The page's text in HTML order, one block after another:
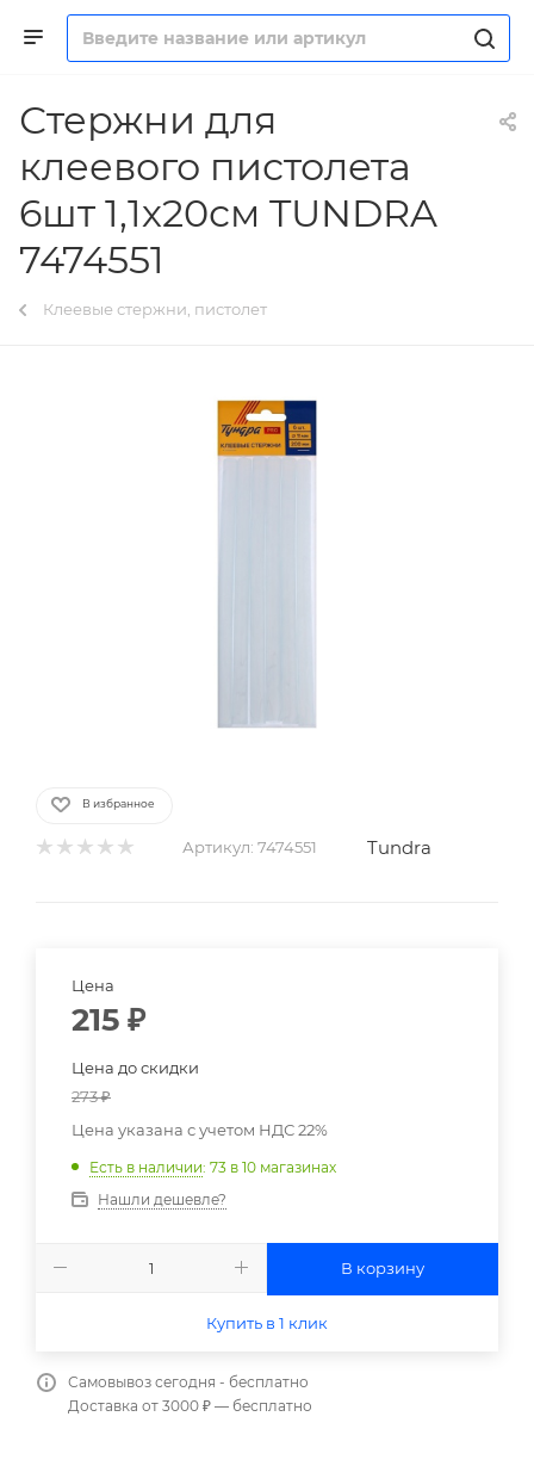
Стержни для
клеевого пистолета
6шт 1,1х20см TUNDRA
7474551
Клеевые стержни, пистолет
В избранное
Артикул: 7474551 Tundra
Цена
215 ₽
Цена до скидки
273₽
Цена указана с учетом НДС 22%
Есть в наличии: 73 в 10 магазинах
Нашли дешевле?
В корзину
Купить в 1 клик
Самовывоз сегодня - бесплатно
Доставка от 3000 ₽ — бесплатно